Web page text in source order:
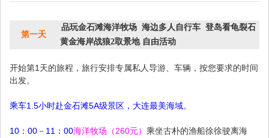
第一天
品玩金石滩海洋牧场 海边多人自行车 登岛看龟裂石
黄金海岸战狼2取景地 自由活动
开始第1天的旅程，旅行安排专属私人导游、车辆，按您要求的时间
出发。
乘车1.5小时赴金石滩5A级景区，大连最美海域。
10：00－11：00海洋牧场（260元） 乘坐古朴的渔船徐徐驶离海